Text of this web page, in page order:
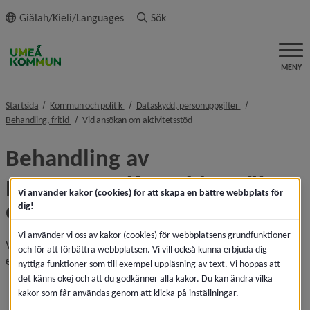
innehållet
Giälah/Kieli/Languages Sök
MENY
Startsida Kommun och politik nivå i brödsmulenavigeringen
Dataskydd, personuppgifter nivå i
Behandling, fritid nivå i brödsmulenavigeringen
Vid ansökan om aktivitetsstödnivå i brödsmulenavigeringen
Behandling av
personuppgifter vid ansökan
om aktivitetsstöd
Vi behöver spara och behandla personuppgifter om dig, till
exempel
för- och efternamn
personnummer
Vi använder kakor (cookies) för att skapa en bättre webbplats för
dig!
Vi använder vi oss av kakor (cookies) för webbplatsens grundfunktioner
och för att förbättra webbplatsen. Vi vill också kunna erbjuda dig
nyttiga funktioner som till exempel uppläsning av text. Vi hoppas att
det känns okej och att du godkänner alla kakor. Du kan ändra vilka
kakor som får användas genom att klicka på inställningar.